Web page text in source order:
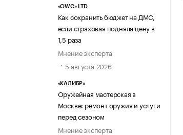
«OWC» LTD
Как сохранить бюджет на ДМС,
если страховая подняла цену в
1,5 раза
Мнение эксперта
5 августа 2026
«КАЛИБР»
Оружейная мастерская в
Москве: ремонт оружия и услуги
перед сезоном
Мнение эксперта